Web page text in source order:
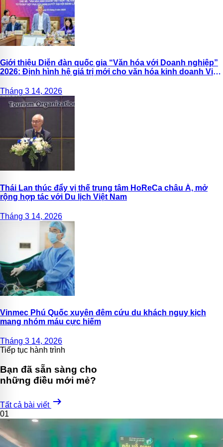
Giới thiệu Diễn đàn quốc gia “Văn hóa với Doanh nghiệp”
2026: Định hình hệ giá trị mới cho văn hóa kinh doanh Việt
Tháng 3 14, 2026
Thái Lan thúc đẩy vị thế trung tâm HoReCa châu Á, mở
rộng hợp tác với Du lịch Việt Nam
Tháng 3 14, 2026
Vinmec Phú Quốc xuyên đêm cứu du khách nguy kịch
mang nhóm máu cực hiếm
Tháng 3 14, 2026
Tiếp tục hành trình
Bạn đã sẵn sàng cho
những điều mới mẻ?
Tất cả bài viết arrow_right_alt
01